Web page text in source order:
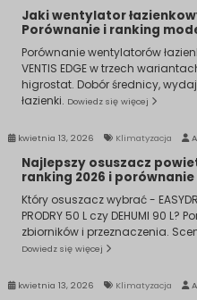
Jaki wentylator
Porównanie i ranking
Porównanie wentylatorów
VENTIS EDGE w trzech
higrostat. Dobór średnicy,
łazienki. Dowiedz się więcej
kwietnia 13, 2026 Klimatyzacja
Najlepszy osuszacz
ranking 2026 i
Który osuszacz wybrać -
PRODRY 50 L czy DEHUMI 90
zbiorników i przeznaczenia.
Dowiedz się więcej
kwietnia 13, 2026 Klimatyzacja